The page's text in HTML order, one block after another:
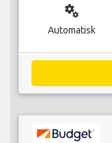
miscellaneous_services
Automatisk